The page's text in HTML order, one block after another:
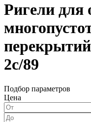
Ригели для
2с/89
Подбор параметров
Цена